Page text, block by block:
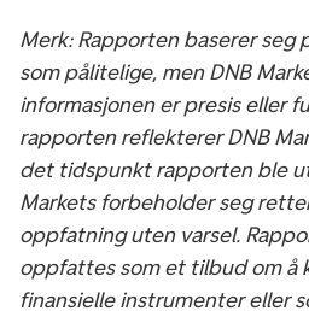
Merk: Rapporten baserer seg
som pålitelige, men DNB
informasjonen er presis eller
rapporten reflekterer DNB
det tidspunkt rapporten ble
Markets forbeholder seg
oppfatning uten varsel.
oppfattes som et tilbud om å
finansielle instrumenter eller